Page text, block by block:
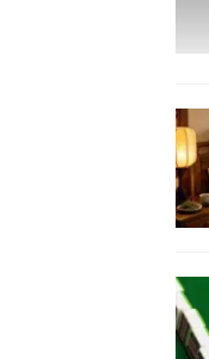
自
责